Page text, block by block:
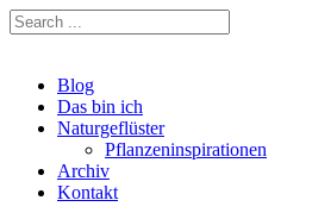
Blog
Das bin ich
Naturgeflüster
Pflanzeninspirationen
Archiv
Kontakt